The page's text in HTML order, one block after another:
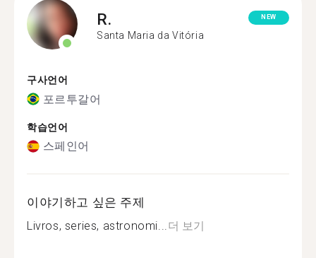
R.
Santa Maria da Vitória
NEW
구사언어
포르투갈어
학습언어
스페인어
이야기하고 싶은 주제
Livros, series, astronomi...더 보기